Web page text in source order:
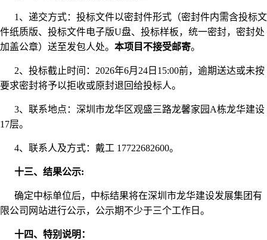
1、递交方式：投标文件以密封件形式（密封件内需含投标文
件纸质版、投标文件电子版U盘、投标样板，统一密封，密封处
加盖公章）送至发包人处。 本项目不接受邮寄。
2、投标截止时间：2026年6月24日15:00前，逾期送达或未按
要求密封将予以拒收或原封退回给投标人。
3、联系地点：深圳市龙华区观盛三路龙馨家园A栋龙华建设
17层。
4、联系人及方式：戴工 17722682600。
十三、结果公示:
确定中标单位后，中标结果将在深圳市龙华建设发展集团有
限公司网站进行公示，公示期不少于三个工作日。
十四、特别说明：